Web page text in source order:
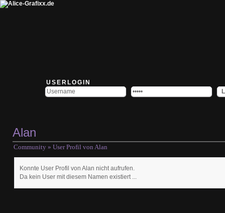
USERLOGIN
Alan
Community » User Profil von Alan
Konnte User Profil von Alan nicht aufrufen.
Da kein User mit diesem Namen existiert ...